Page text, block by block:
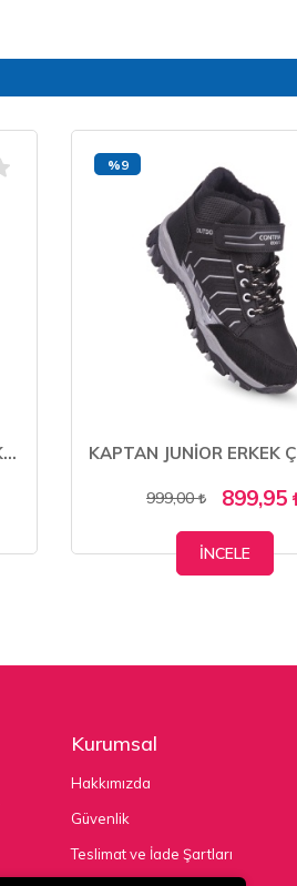
KAPTAN JUNİOR ERKEK ÇOCUK BOT KÜRKLÜ TRAKİNG PCTRE 500
999,00 899,95
%9
İNCELE
Kurumsal
Hakkımızda
Güvenlik
Teslimat ve İade Şartları